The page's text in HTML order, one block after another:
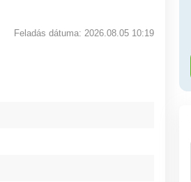
Feladás dátuma: 2026.08.05 10:19